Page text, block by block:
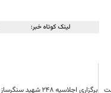
لینک کوتاه خبر: